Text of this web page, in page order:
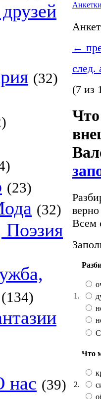
(32)
(23)
(32)
Поэзия
(134)
нас (39)
←
след.
(7 из
Что
Всем
1.
2.
Что